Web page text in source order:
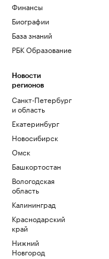
Финансы
Биографии
База знаний
РБК Образование
Новости
регионов
Санкт-Петербург
и область
Екатеринбург
Новосибирск
Омск
Башкортостан
Вологодская
область
Калининград
Краснодарский
край
Нижний
Новгород